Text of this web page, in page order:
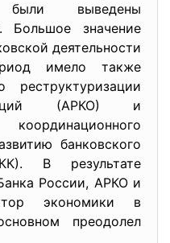
были выведены
Большое значение
деятельности
имело также
реструктуризации
(АРКО) и
банковского
В результате
России, АРКО и
экономики в
преодолел